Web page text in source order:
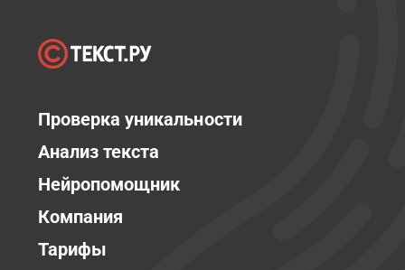
Проверка уникальности
Анализ текста
Нейропомощник
Компания
Тарифы